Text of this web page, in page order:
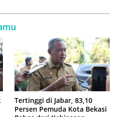
Tertinggi di Jabar, 83,10
Persen Pemuda Kota Bekasi